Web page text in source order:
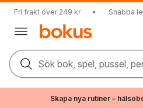
Fri frakt över 249 kr • Snabba
Sök bok, spel, pussel,
Skapa nya rutiner –